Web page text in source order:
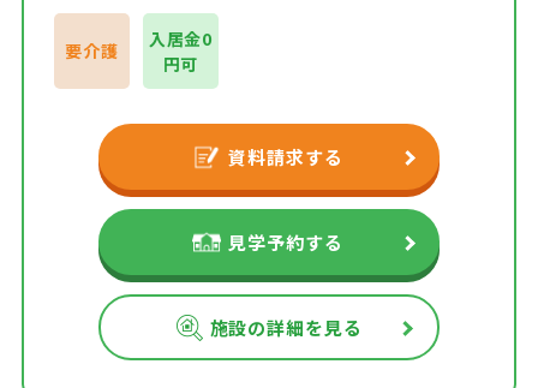
要介護
入居金0
円可
資料請求する
見学予約する
施設の詳細を見る